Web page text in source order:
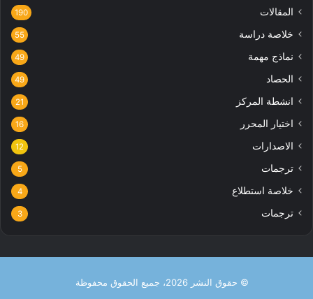
المقالات 190
خلاصة دراسة 55
نماذج مهمة 49
الحصاد 49
انشطة المركز 21
اختيار المحرر 16
الاصدارات 12
ترجمات 5
خلاصة استطلاع 4
ترجمات 3
© حقوق النشر 2026، جميع الحقوق محفوظة